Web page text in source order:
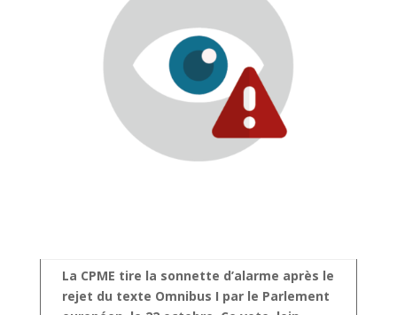
La CPME tire la sonnette d’alarme après le
rejet du texte Omnibus I par le Parlement